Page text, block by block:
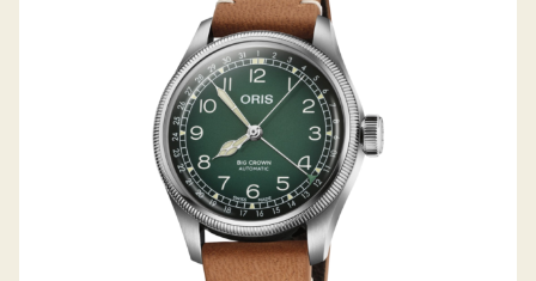
BIG CROWN X CERVO VOLANTE